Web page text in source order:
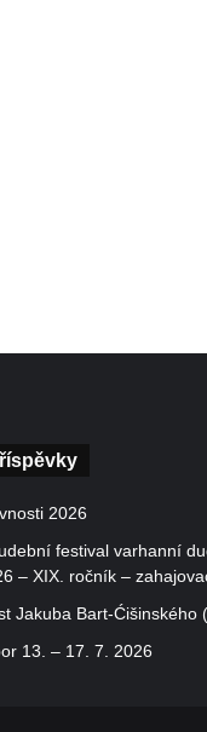
2026
festival varhanní
– XIX. ročník –
Jakuba Bart-Ćišinského
13. – 17. 7. 2026